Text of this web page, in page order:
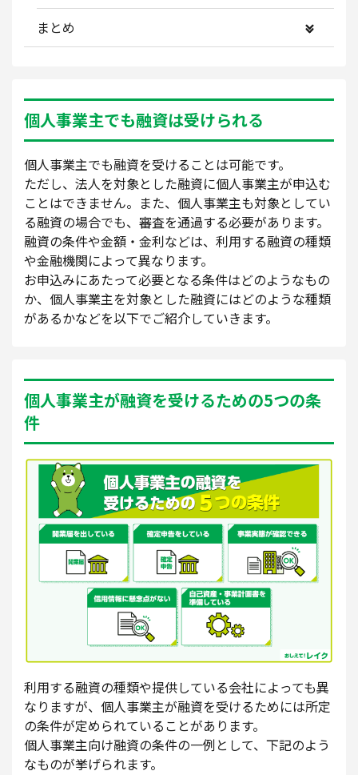
まとめ
個人事業主でも融資は受けられる
個人事業主でも融資を受けることは可能です。
ただし、法人を対象とした融資に個人事業主が申込む
ことはできません。また、個人事業主も対象としてい
る融資の場合でも、審査を通過する必要があります。
融資の条件や金額・金利などは、利用する融資の種類
や金融機関によって異なります。
お申込みにあたって必要となる条件はどのようなもの
か、個人事業主を対象とした融資にはどのような種類
があるかなどを以下でご紹介していきます。
個人事業主が融資を受けるための5つの条
件
利用する融資の種類や提供している会社によっても異
なりますが、個人事業主が融資を受けるためには所定
の条件が定められていることがあります。
個人事業主向け融資の条件の一例として、下記のよう
なものが挙げられます。